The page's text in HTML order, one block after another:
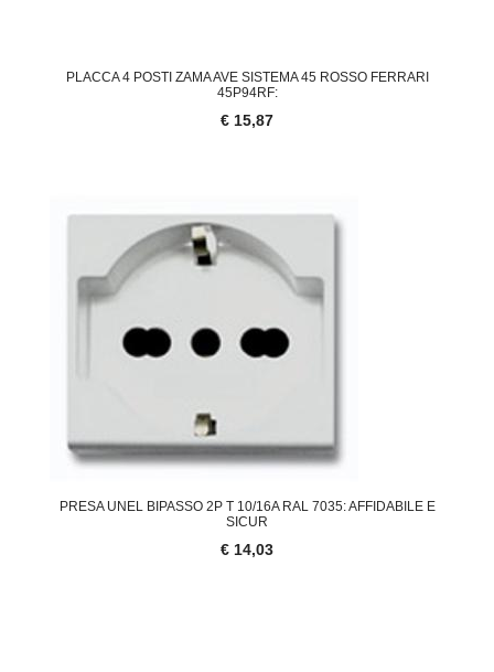
PLACCA 4 POSTI ZAMA AVE SISTEMA 45 ROSSO FERRARI
45P94RF:
€ 15,87
PRESA UNEL BIPASSO 2P T 10/16A RAL 7035: AFFIDABILE E
SICUR
€ 14,03